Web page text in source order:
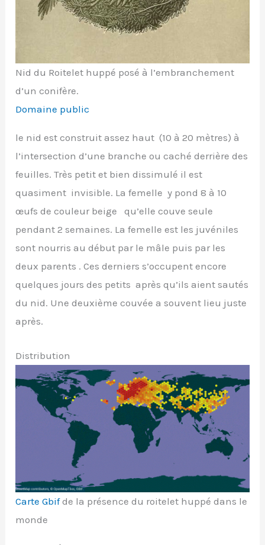
Nid du Roitelet huppé posé à l’embranchement
d’un conifère.
Domaine public
le nid est construit assez haut (10 à 20 mètres) à
l’intersection d’une branche ou caché derrière des
feuilles. Très petit et bien dissimulé il est
quasiment invisible. La femelle y pond 8 à 10
œufs de couleur beige qu’elle couve seule
pendant 2 semaines. La femelle est les juvéniles
sont nourris au début par le mâle puis par les
deux parents . Ces derniers s’occupent encore
quelques jours des petits après qu’ils aient sautés
du nid. Une deuxième couvée a souvent lieu juste
après.
Distribution
Carte Gbifde la présence du roitelet huppé dans le
monde